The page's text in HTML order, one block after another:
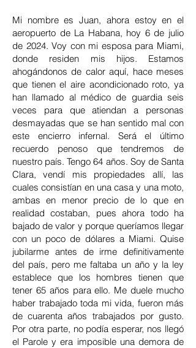
Mi nombre es Juan, ahora estoy en el
aeropuerto de La Habana, hoy 6 de julio
de 2024. Voy con mi esposa para Miami,
donde residen mis hijos. Estamos
ahogándonos de calor aquí, hace meses
que tienen el aire acondicionado roto, ya
han llamado al médico de guardia seis
veces para que atiendan a personas
desmayadas que se han sentido mal con
este encierro infernal. Será el último
recuerdo penoso que tendremos de
nuestro país. Tengo 64 años. Soy de Santa
Clara, vendí mis propiedades allí, las
cuales consistían en una casa y una moto,
ambas en menor precio de lo que en
realidad costaban, pues ahora todo ha
bajado de valor y porque queríamos llegar
con un poco de dólares a Miami. Quise
jubilarme antes de irme definitivamente
del país, pero me faltaba un año y la ley
establece que los hombres tienen que
tener 65 años para ello. Me duele mucho
haber trabajado toda mi vida, fueron más
de cuarenta años trabajados por gusto.
Por otra parte, no podía esperar, nos llegó
el Parole y era imposible una demora de